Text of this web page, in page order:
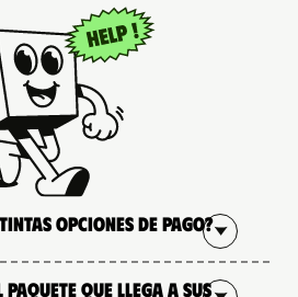
opciones de pago?
paquete que llega a sus